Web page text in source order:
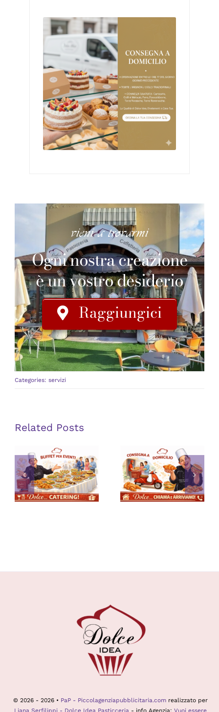
vieni a trovarmi
Ogni nostra creazione
è un vostro desiderio
Raggiungici
Categories: servizi
Related Posts
Buffet per
eventi
Consegna a
domicilio di
brioches e
© 2026 - 2026 • PaP - Piccolagenziapubblicitaria.com realizzato per
Liana Serfilippi - Dolce Idea Pasticceria - info Agenzia:Vuoi essere